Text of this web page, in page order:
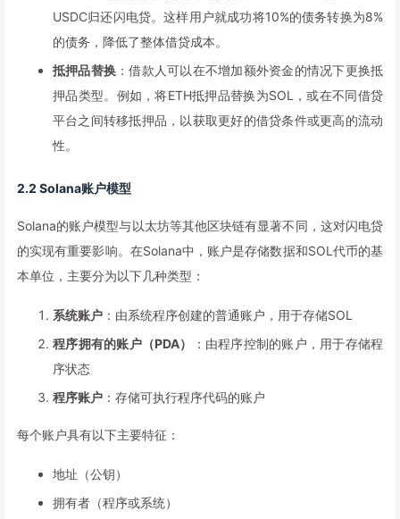
USDC归还闪电贷。这样用户就成功将10%的债务转换为8%
的债务，降低了整体借贷成本。
抵押品替换 ：借款人可以在不增加额外资金的情况下更换抵
押品类型。例如，将ETH抵押品替换为SOL，或在不同借贷
平台之间转移抵押品，以获取更好的借贷条件或更高的流动
性。
2.2 Solana账户模型
Solana的账户模型与以太坊等其他区块链有显著不同，这对闪电贷
的实现有重要影响。在Solana中，账户是存储数据和SOL代币的基
本单位，主要分为以下几种类型：
系统账户 ：由系统程序创建的普通账户，用于存储SOL
程序拥有的账户（PDA）
：由程序控制的账户，用于存储程
序状态
程序账户 ：存储可执行程序代码的账户
每个账户具有以下主要特征：
地址（公钥）
拥有者（程序或系统）